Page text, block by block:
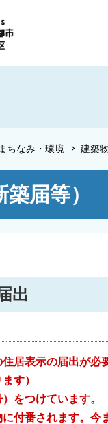
ちなみ・環境 建築
届等）
出
居表示の届出が
す）
をつけています。
付番されます。今